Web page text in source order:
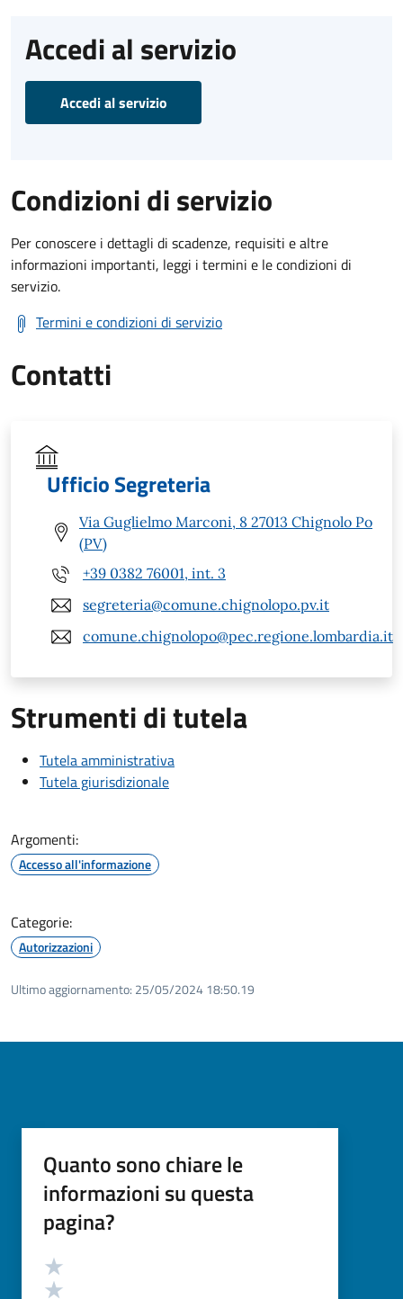
Accedi al servizio
Accedi al servizio
Condizioni di servizio
Per conoscere i dettagli di scadenze, requisiti e altre
informazioni importanti, leggi i termini e le condizioni di
servizio.
Termini e condizioni di servizio
Contatti
Ufficio Segreteria
Via Guglielmo Marconi, 8 27013 Chignolo Po
(PV)
+39 0382 76001, int. 3
segreteria@comune.chignolopo.pv.it
comune.chignolopo@pec.regione.lombardia.it
Strumenti di tutela
Tutela amministrativa
Tutela giurisdizionale
Argomenti:
Accesso all'informazione
Categorie:
Autorizzazioni
Ultimo aggiornamento: 25/05/2024 18:50.19
Quanto sono chiare le
informazioni su questa
pagina?
Valutazione